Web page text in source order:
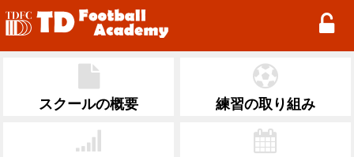
スクールの概要 練習の取り組み